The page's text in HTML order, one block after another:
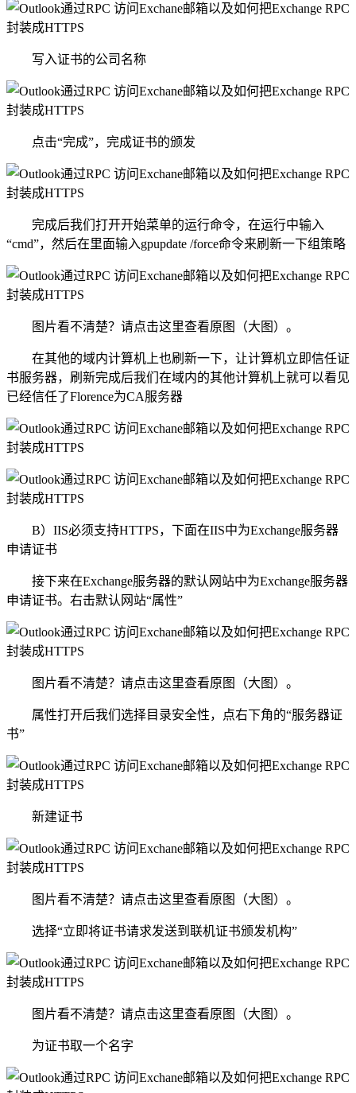
写入证书的公司名称
点击“完成”，完成证书的颁发
完成后我们打开开始菜单的运行命令，在运行中输入
“cmd”，然后在里面输入gpupdate /force命令来刷新一下组策略
图片看不清楚？请点击这里查看原图（大图）。
在其他的域内计算机上也刷新一下，让计算机立即信任证
书服务器，刷新完成后我们在域内的其他计算机上就可以看见
已经信任了Florence为CA服务器
B）IIS必须支持HTTPS，下面在IIS中为Exchange服务器
申请证书
接下来在Exchange服务器的默认网站中为Exchange服务器
申请证书。右击默认网站“属性”
图片看不清楚？请点击这里查看原图（大图）。
属性打开后我们选择目录安全性，点右下角的“服务器证
书”
新建证书
图片看不清楚？请点击这里查看原图（大图）。
选择“立即将证书请求发送到联机证书颁发机构”
图片看不清楚？请点击这里查看原图（大图）。
为证书取一个名字